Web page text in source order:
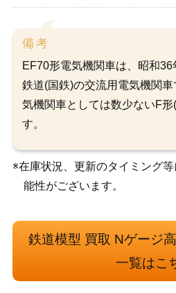
備考
EF70形電気機関車は、昭和
鉄道(国鉄)の交流用電気機関
気機関車としては数少ないF
す。
※在庫状況、更新のタイミング
能性がございます。
鉄道模型 買取 Nゲージ
一覧はこ